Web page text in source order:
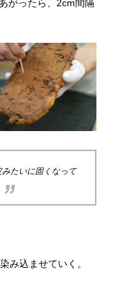
がったら、2cm間隔
たいに固くなって
み込ませていく。